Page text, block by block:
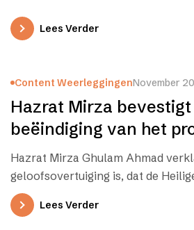
Lees Verder
Content WeerleggingenNovember
Hazrat Mirza
beëindiging van het
Hazrat Mirza Ghulam Ahmad
geloofsovertuiging is, dat de
nabiyyīn (of Khātam-ul-Anbiyā) is,…
Lees Verder